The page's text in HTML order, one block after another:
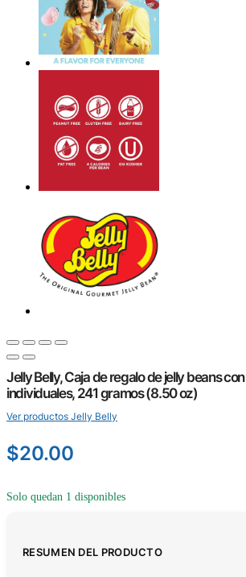
Jelly Belly, Caja de regalo de jelly beans
individuales, 241 gramos (8.50 oz)
Ver productos Jelly Belly
$20.00
Solo quedan 1 disponibles
RESUMEN DEL PRODUCTO